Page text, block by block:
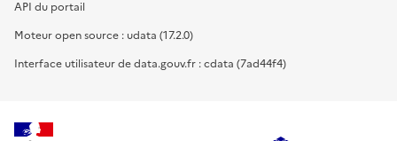
API du portail
Moteur open source : udata (17.2.0)
Interface utilisateur de data.gouv.fr : cdata (7ad44f4)